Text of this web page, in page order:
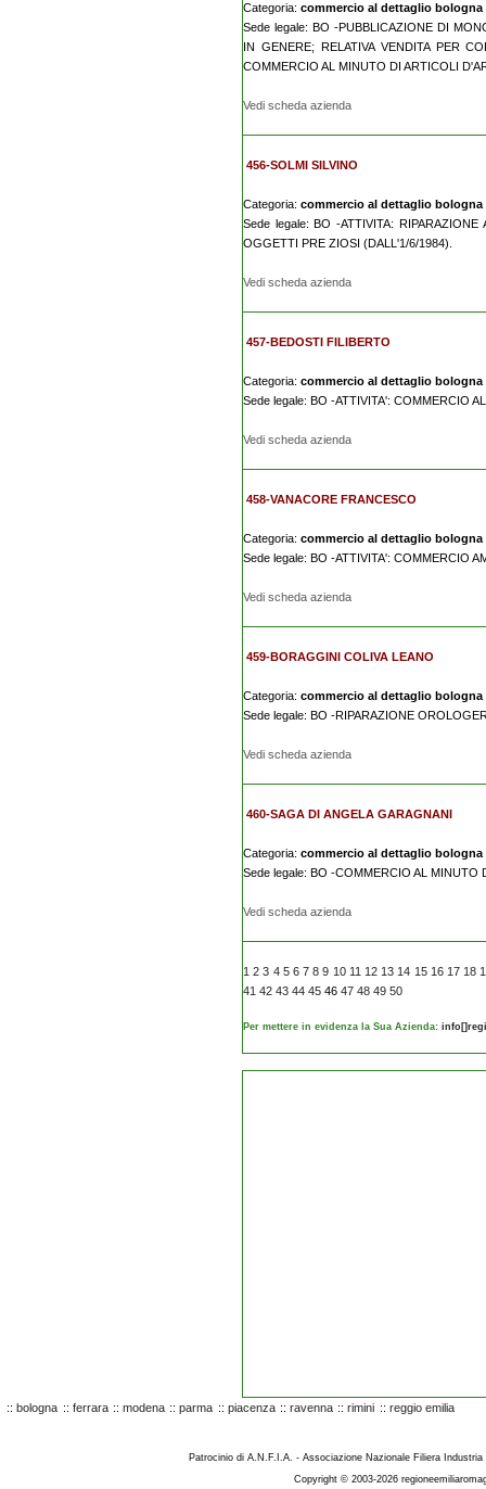
Categoria: commercio al dettaglio bologna
Sede legale: BO -PUBBLICAZIONE DI
IN GENERE; RELATIVA VENDITA PER
COMMERCIO AL MINUTO DI ARTICOLI
Vedi scheda azienda
456-SOLMI SILVINO
Categoria: commercio al dettaglio bologna
Sede legale: BO -ATTIVITA:
OGGETTI PRE ZIOSI (DALL'1/6/1984).
Vedi scheda azienda
457-BEDOSTI FILIBERTO
Categoria: commercio al dettaglio bologna
Sede legale: BO -ATTIVITA': COMMERCIO
Vedi scheda azienda
458-VANACORE FRANCESCO
Categoria: commercio al dettaglio bologna
Sede legale: BO -ATTIVITA': COMMERCIO
Vedi scheda azienda
459-BORAGGINI COLIVA LEANO
Categoria: commercio al dettaglio bologna
Sede legale: BO -RIPARAZIONE
Vedi scheda azienda
460-SAGA DI ANGELA GARAGNANI
Categoria: commercio al dettaglio bologna
Sede legale: BO -COMMERCIO AL MINUTO
Vedi scheda azienda
1 2 3 4 5 6 7 8 9 10 11 12 13 14 15 16 17 18
41 42 43 44 45 46 47 48 49 50
Per mettere in evidenza la Sua Azienda:
:: bologna :: ferrara :: modena :: parma :: piacenza :: ravenna :: rimini :: reggio emilia
Patrocinio di A.N.F.I.A. - Associazione Nazionale Filiera
Copyright © 2003-2026